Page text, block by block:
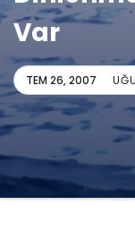
Var
TEM 26, 2007